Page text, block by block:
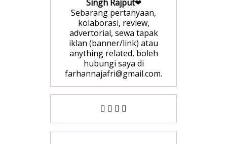
Singh Rajput❤
Sebarang pertanyaan,
kolaborasi, review,
advertorial, sewa tapak
iklan (banner/link) atau
anything related, boleh
hubungi saya di
farhannajafri@gmail.com.